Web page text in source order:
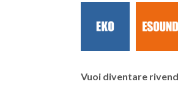
Vuoi diventare